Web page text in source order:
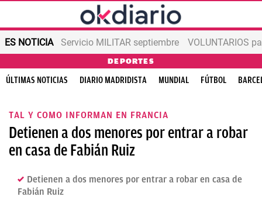
ES NOTICIA Servicio MILITAR septiembre VOLUNTARIOS
DEPORTES
ÚLTIMAS NOTICIAS DIARIO MADRIDISTA MUNDIAL FÚTBOL
TAL Y COMO INFORMAN EN FRANCIA
Detienen a dos menores por entrar a robar
en casa de Fabián Ruiz
Detienen a dos menores por entrar a robar en casa de
Fabián Ruiz